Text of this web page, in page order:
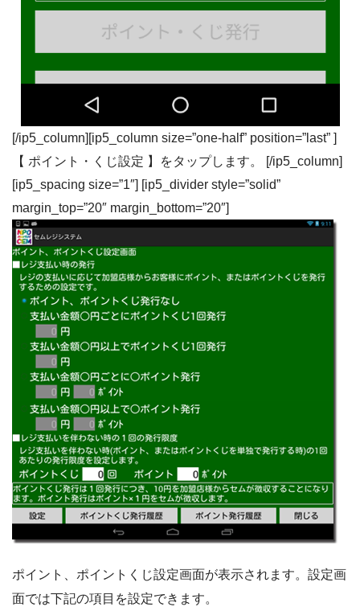
[/ip5_column][ip5_column size=”one-half” position=”last” ]
【 ポイント・くじ設定 】をタップします。 [/ip5_column]
[ip5_spacing size=”1″] [ip5_divider style=”solid”
margin_top=”20″ margin_bottom=”20″]
ポイント、ポイントくじ設定画面が表示されます。設定画
面では下記の項目を設定できます。